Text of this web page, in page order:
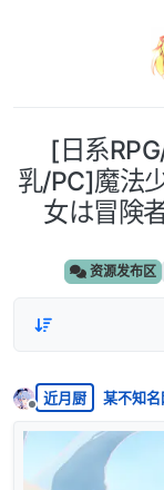
[日系
乳/PC]魔法
女は冒険
资源发布区
离线
近月厨 某不知名